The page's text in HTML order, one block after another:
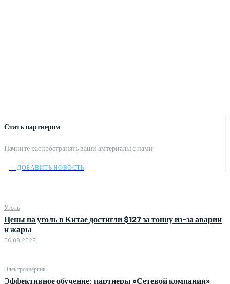
Стать партнером
Начните распространять ваши амтериалы с нами
﹢ ДОБАВИТЬ НОВОСТЬ
Уголь
Цены на уголь в Китае достигли $127 за тонну из-за аварии
и жары
06.08.2026
Электроэнергия
Эффективное обучение: партнеры «Сетевой компании»